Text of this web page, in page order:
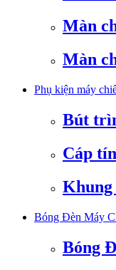
Màn
Màn
Phụ kiện máy
Bút
Cáp
Khung
Bóng Đèn Máy
Bóng